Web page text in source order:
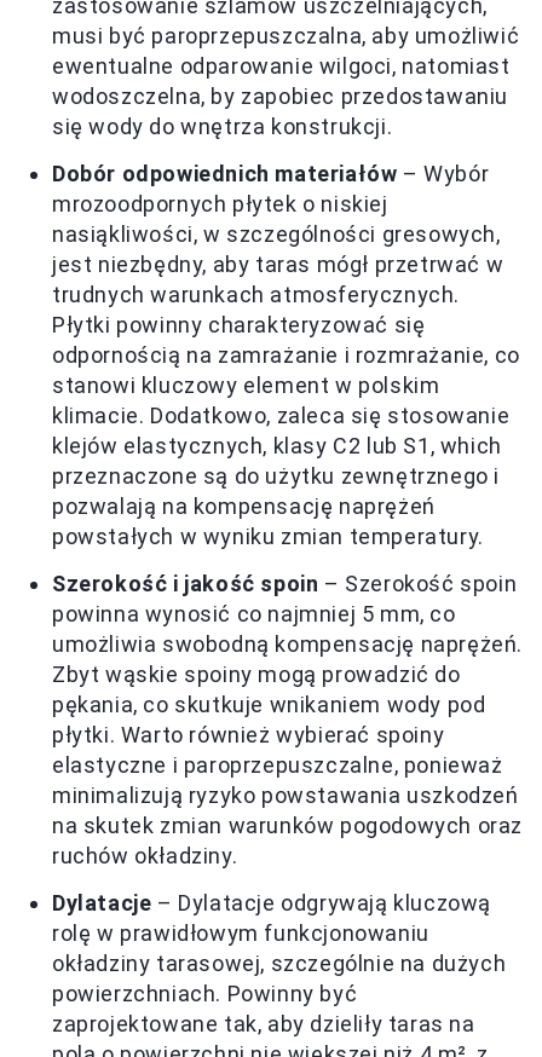
zastosowanie szlamów uszczelniających,
musi być paroprzepuszczalna, aby umożliwić
ewentualne odparowanie wilgoci, natomiast
wodoszczelna, by zapobiec przedostawaniu
się wody do wnętrza konstrukcji.
Dobór odpowiednich materiałów – Wybór
mrozoodpornych płytek o niskiej
nasiąkliwości, w szczególności gresowych,
jest niezbędny, aby taras mógł przetrwać w
trudnych warunkach atmosferycznych.
Płytki powinny charakteryzować się
odpornością na zamrażanie i rozmrażanie, co
stanowi kluczowy element w polskim
klimacie. Dodatkowo, zaleca się stosowanie
klejów elastycznych, klasy C2 lub S1, which
przeznaczone są do użytku zewnętrznego i
pozwalają na kompensację naprężeń
powstałych w wyniku zmian temperatury.
Szerokość i jakość spoin – Szerokość spoin
powinna wynosić co najmniej 5 mm, co
umożliwia swobodną kompensację naprężeń.
Zbyt wąskie spoiny mogą prowadzić do
pękania, co skutkuje wnikaniem wody pod
płytki. Warto również wybierać spoiny
elastyczne i paroprzepuszczalne, ponieważ
minimalizują ryzyko powstawania uszkodzeń
na skutek zmian warunków pogodowych oraz
ruchów okładziny.
Dylatacje – Dylatacje odgrywają kluczową
rolę w prawidłowym funkcjonowaniu
okładziny tarasowej, szczególnie na dużych
powierzchniach. Powinny być
zaprojektowane tak, aby dzieliły taras na